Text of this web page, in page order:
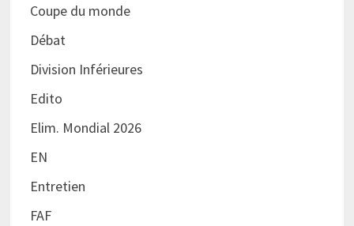
Coupe du monde
Débat
Division Inférieures
Edito
Elim. Mondial 2026
EN
Entretien
FAF